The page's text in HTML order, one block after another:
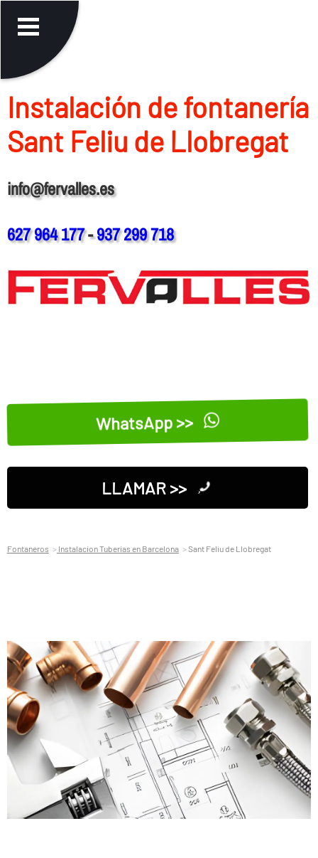
Instalación de fontanerí­a
Sant Feliu de Llobregat
info@fervalles.es
627 964 177-937 299 718
WhatsApp >>
LLAMAR >>
Fontaneros Instalacion Tuberias en Barcelona Sant Feliu de Llobregat